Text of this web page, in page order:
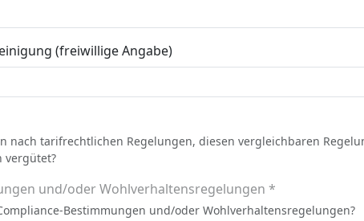
(freiwillige Angabe)
nach tarifrechtlichen Regelungen, diesen vergleichbaren
vergütet?
und/oder Wohlverhaltensregelungen *
Bestimmungen und/oder Wohlverhaltensregelungen?